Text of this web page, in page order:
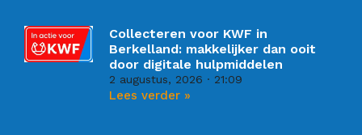
Collecteren voor KWF in
Berkelland: makkelijker dan ooit
door digitale hulpmiddelen
2 augustus, 2026 21:09
Lees verder »